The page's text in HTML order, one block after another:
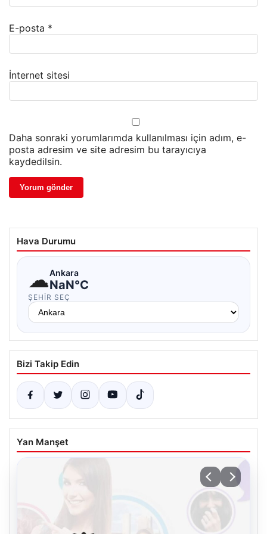
E-posta *
İnternet sitesi
Daha sonraki yorumlarımda kullanılması için adım, e-
posta adresim ve site adresim bu tarayıcıya
kaydedilsin.
Hava Durumu
☁Ankara
NaN°C
ŞEHIR SEÇ
Bizi Takip Edin
Yan Manşet